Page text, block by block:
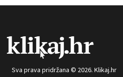
Sva prava pridržana © 2026. Klikaj.hr